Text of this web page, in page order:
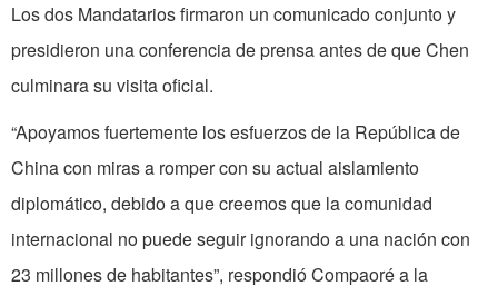
Los dos Mandatarios firmaron un comunicado conjunto y
presidieron una conferencia de prensa antes de que Chen
culminara su visita oficial.
“Apoyamos fuertemente los esfuerzos de la República de
China con miras a romper con su actual aislamiento
diplomático, debido a que creemos que la comunidad
internacional no puede seguir ignorando a una nación con
23 millones de habitantes”, respondió Compaoré a la